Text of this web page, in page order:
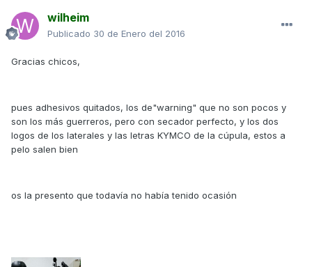
wilheim
Publicado 30 de Enero del 2016
Gracias chicos,
pues adhesivos quitados, los de"warning" que no son pocos y
son los más guerreros, pero con secador perfecto, y los dos
logos de los laterales y las letras KYMCO de la cúpula, estos a
pelo salen bien
os la presento que todavía no había tenido ocasión